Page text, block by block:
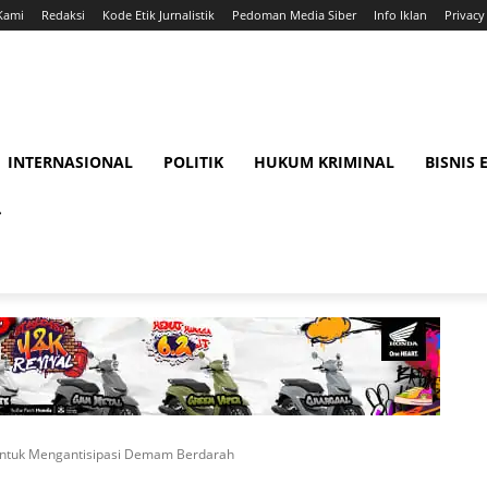
Redaksi Kode Etik Jurnalistik Pedoman Media Siber Info Iklan
INTERNASIONAL POLITIK HUKUM KRIMINAL BISNIS
Mengantisipasi Demam Berdarah